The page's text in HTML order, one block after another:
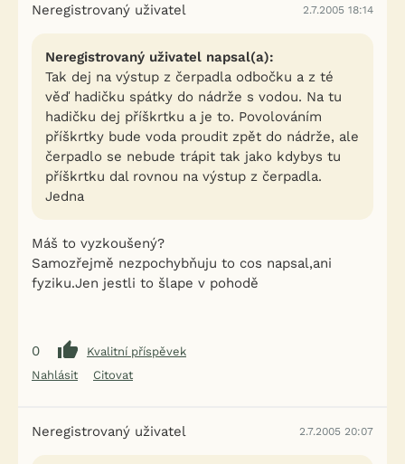
Neregistrovaný uživatel 2.7.2005 18:14
Neregistrovaný uživatel napsal(a):
Tak dej na výstup z čerpadla odbočku a z té
věď hadičku spátky do nádrže s vodou. Na tu
hadičku dej příškrtku a je to. Povolováním
příškrtky bude voda proudit zpět do nádrže, ale
čerpadlo se nebude trápit tak jako kdybys tu
příškrtku dal rovnou na výstup z čerpadla.
Jedna
Máš to vyzkoušený?
Samozřejmě nezpochybňuju to cos napsal,ani
fyziku.Jen jestli to šlape v pohodě
0
Kvalitní příspěvek
Nahlásit
Citovat
Neregistrovaný uživatel 2.7.2005 20:07